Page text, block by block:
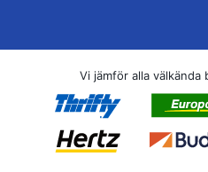
Vi jämför alla